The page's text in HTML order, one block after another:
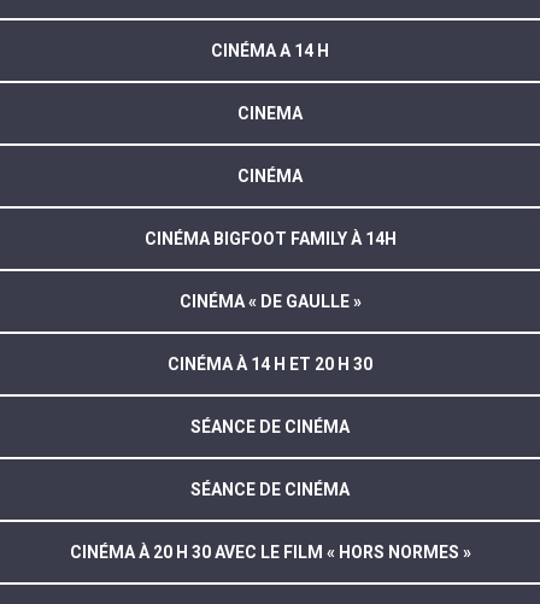
CINÉMA A 14 H
CINEMA
CINÉMA
CINÉMA BIGFOOT FAMILY À 14H
CINÉMA « DE GAULLE »
CINÉMA À 14 H ET 20 H 30
SÉANCE DE CINÉMA
SÉANCE DE CINÉMA
CINÉMA À 20 H 30 AVEC LE FILM « HORS NORMES »